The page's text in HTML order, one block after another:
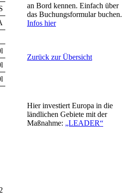
an Bord kennen. Einfach über
das Buchungsformular buchen.
Infos hier
Zurück zur Übersicht
Hier investiert Europa in die
ländlichen Gebiete mit der
Maßnahme: „LEADER“